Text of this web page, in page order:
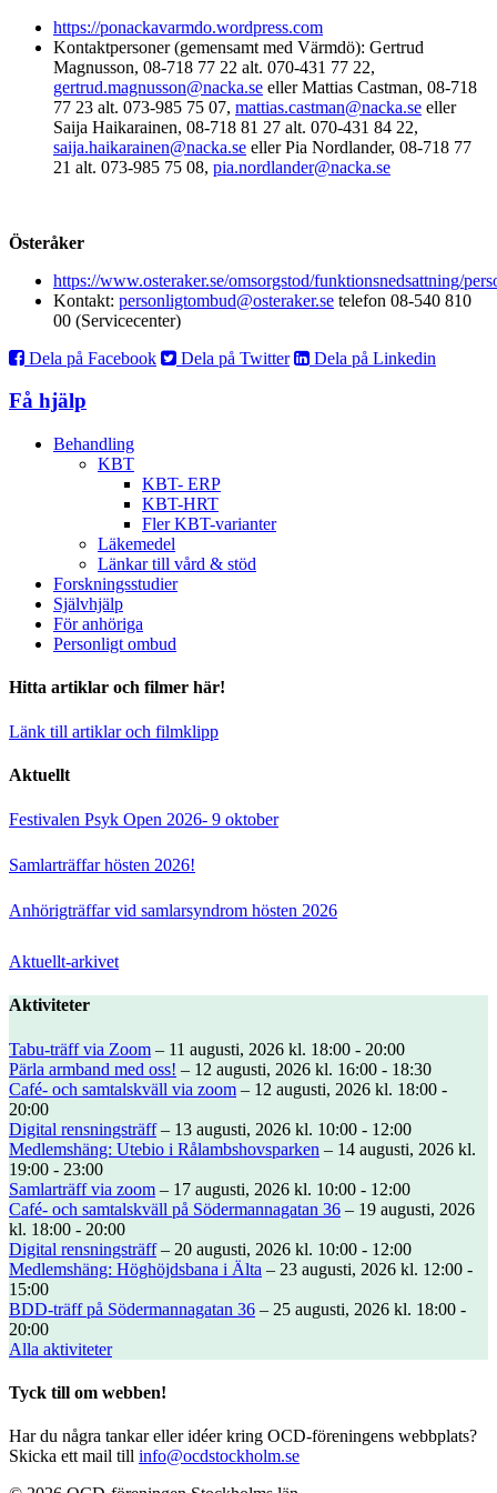
https://ponackavarmdo.wordpress.com
Kontaktpersoner (gemensamt med Värmdö): Gertrud
Magnusson, 08-718 77 22 alt. 070-431 77 22,
gertrud.magnusson@nacka.se eller Mattias Castman, 08-718
77 23 alt. 073-985 75 07, mattias.castman@nacka.se eller
Saija Haikarainen, 08-718 81 27 alt. 070-431 84 22,
saija.haikarainen@nacka.se eller Pia Nordlander, 08-718 77
21 alt. 073-985 75 08, pia.nordlander@nacka.se
Österåker
https://www.osteraker.se/omsorgstod/funktionsnedsattning/
Kontakt: personligtombud@osteraker.se telefon 08-540 810
00 (Servicecenter)
Dela på Facebook
Dela på Twitter Dela på Linkedin
Få hjälp
Behandling
KBT
KBT- ERP
KBT-HRT
Fler KBT-varianter
Läkemedel
Länkar till vård & stöd
Forskningsstudier
Självhjälp
För anhöriga
Personligt ombud
Hitta artiklar och filmer här!
Länk till artiklar och filmklipp
Aktuellt
Festivalen Psyk Open 2026- 9 oktober
Samlarträffar hösten 2026!
Anhörigträffar vid samlarsyndrom hösten 2026
Aktuellt-arkivet
Aktiviteter
Tabu-träff via Zoom – 11 augusti, 2026 kl. 18:00 - 20:00
Pärla armband med oss! – 12 augusti, 2026 kl. 16:00 - 18:30
Café- och samtalskväll via zoom – 12 augusti, 2026 kl. 18:00 -
20:00
Digital rensningsträff– 13 augusti, 2026 kl. 10:00 - 12:00
Medlemshäng: Utebio i Rålambshovsparken – 14 augusti, 2026 kl.
19:00 - 23:00
Samlarträff via zoom – 17 augusti, 2026 kl. 10:00 - 12:00
Café- och samtalskväll på Södermannagatan 36 – 19 augusti, 2026
kl. 18:00 - 20:00
Digital rensningsträff– 20 augusti, 2026 kl. 10:00 - 12:00
Medlemshäng: Höghöjdsbana i Älta – 23 augusti, 2026 kl. 12:00 -
15:00
BDD-träff på Södermannagatan 36 – 25 augusti, 2026 kl. 18:00 -
20:00
Alla aktiviteter
Tyck till om webben!
Har du några tankar eller idéer kring OCD-föreningens webbplats?
Skicka ett mail till info@ocdstockholm.se